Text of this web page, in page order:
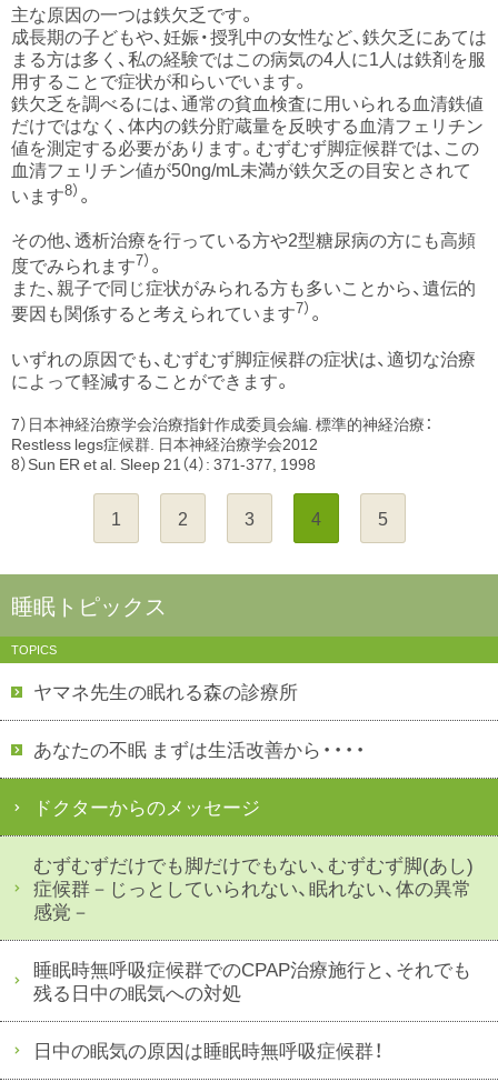
主な原因の一つは鉄欠乏です。
成長期の子どもや、妊娠・授乳中の女性など、鉄欠乏にあては
まる方は多く、私の経験ではこの病気の4人に1人は鉄剤を服
用することで症状が和らいでいます。
鉄欠乏を調べるには、通常の貧血検査に用いられる血清鉄値
だけではなく、体内の鉄分貯蔵量を反映する血清フェリチン
値を測定する必要があります。むずむず脚症候群では、この
血清フェリチン値が50ng/mL未満が鉄欠乏の目安とされて
います8） 。
その他、透析治療を行っている方や2型糖尿病の方にも高頻
度でみられます7） 。
また、親子で同じ症状がみられる方も多いことから、遺伝的
要因も関係すると考えられています7） 。
いずれの原因でも、むずむず脚症候群の症状は、適切な治療
によって軽減することができます。
7）日本神経治療学会治療指針作成委員会編. 標準的神経治療：
Restless legs症候群. 日本神経治療学会2012
8）Sun ER et al. Sleep 21（4）: 371-377, 1998
1 2 3 4 5
睡眠トピックス
TOPICS
ヤマネ先生の眠れる森の診療所
あなたの不眠 まずは生活改善から・・・・
ドクターからのメッセージ
むずむずだけでも脚だけでもない、むずむず脚(あし)
症候群－じっとしていられない、眠れない、体の異常
感覚－
睡眠時無呼吸症候群でのCPAP治療施行と、それでも
残る日中の眠気への対処
日中の眠気の原因は睡眠時無呼吸症候群！